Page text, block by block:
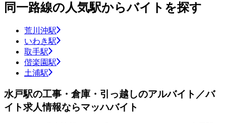
同一路線の人気駅からバイトを探す
荒川沖駅
いわき駅
取手駅
偕楽園駅
土浦駅
水戸駅の工事・倉庫・引っ越しのアルバイト／バ
イト求人情報ならマッハバイト